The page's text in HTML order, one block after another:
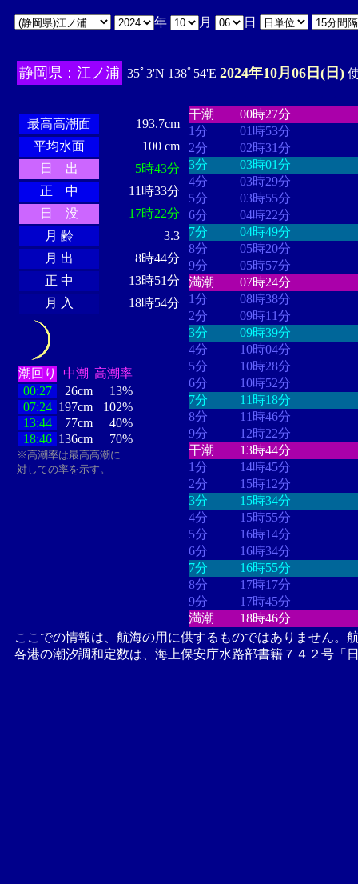
年 月 日
静岡県：江ノ浦 35ﾟ3'N 138ﾟ54'E 2024年10月06日(日)
最高高潮面
193.7cm
平均水面
100 cm
日 出
5時43分
正 中
11時33分
日 没
17時22分
月 齢
3.3
月 出
8時44分
正 中
13時51分
月 入
18時54分
潮回り 中潮 高潮率
00:27
26cm
13%
07:24 197cm
102%
13:44
77cm
40%
18:46 136cm 70%
※高潮率は最高高潮に
対しての率を示す。
干潮
00時27分
1分
01時53分
2分
02時31分
3分
03時01分
4分
03時29分
5分
03時55分
6分
04時22分
7分
04時49分
8分
05時20分
9分
05時57分
満潮
07時24分
1分
08時38分
2分
09時11分
3分
09時39分
4分
10時04分
5分
10時28分
6分
10時52分
7分
11時18分
8分
11時46分
9分
12時22分
干潮
13時44分
1分
14時45分
2分
15時12分
3分
15時34分
4分
15時55分
5分
16時14分
6分
16時34分
7分
16時55分
8分
17時17分
9分
17時45分
満潮
18時46分
ここでの情報は、航海の用に供するものではありません。
各港の潮汐調和定数は、海上保安庁水路部書籍７４２号「